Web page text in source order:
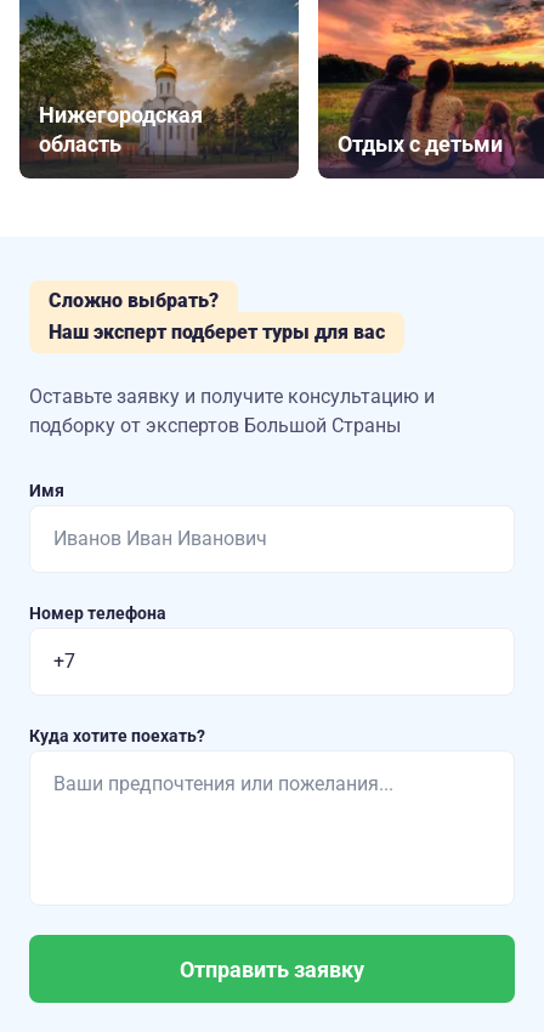
Нижегородская
область
Отдых с детьми
Сложно выбрать?
Наш эксперт подберет туры для вас
Оставьте заявку и получите консультацию и
подборку от экспертов Большой Страны
Имя
Номер телефона
Куда хотите поехать?
Отправить заявку